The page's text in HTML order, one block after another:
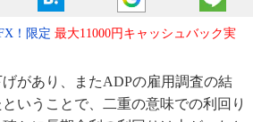
！限定 最大11000円キャッシュバック実
があり、またADPの雇用調査の結
いうことで、二重の意味での利回り